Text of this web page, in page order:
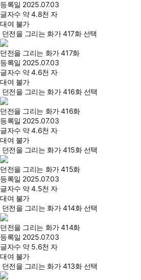
등록일 2025.07.03
글자수 약 4.8천 자
대여 불가
던전을 그리는 화가 417화 선택
던전을 그리는 화가 417화
등록일 2025.07.03
글자수 약 4.6천 자
대여 불가
던전을 그리는 화가 416화 선택
던전을 그리는 화가 416화
등록일 2025.07.03
글자수 약 4.6천 자
대여 불가
던전을 그리는 화가 415화 선택
던전을 그리는 화가 415화
등록일 2025.07.03
글자수 약 4.5천 자
대여 불가
던전을 그리는 화가 414화 선택
던전을 그리는 화가 414화
등록일 2025.07.03
글자수 약 5.6천 자
대여 불가
던전을 그리는 화가 413화 선택